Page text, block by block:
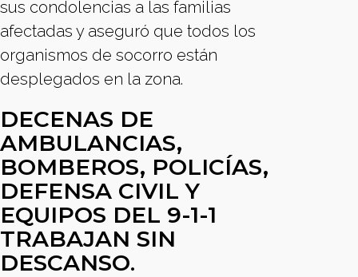
sus condolencias a las familias
afectadas y aseguró que todos los
organismos de socorro están
desplegados en la zona.
DECENAS DE
AMBULANCIAS,
BOMBEROS, POLICÍAS,
DEFENSA CIVIL Y
EQUIPOS DEL 9-1-1
TRABAJAN SIN
DESCANSO.